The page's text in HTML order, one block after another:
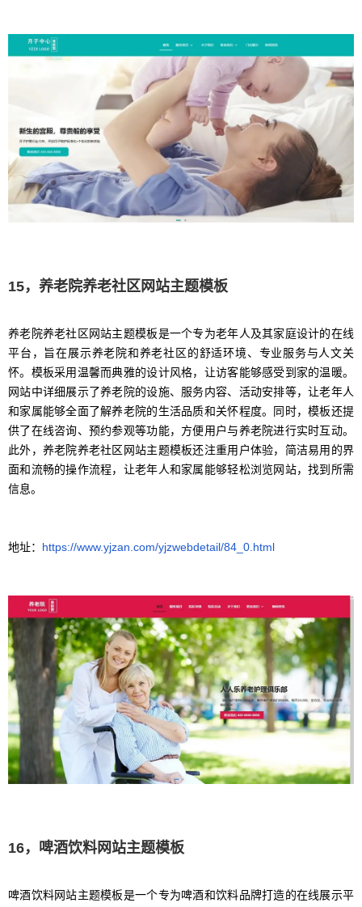
15，养老院养老社区网站主题模板
养老院养老社区网站主题模板是一个专为老年人及其家庭设计的在线
平台，旨在展示养老院和养老社区的舒适环境、专业服务与人文关
怀。模板采用温馨而典雅的设计风格，让访客能够感受到家的温暖。
网站中详细展示了养老院的设施、服务内容、活动安排等，让老年人
和家属能够全面了解养老院的生活品质和关怀程度。同时，模板还提
供了在线咨询、预约参观等功能，方便用户与养老院进行实时互动。
此外，养老院养老社区网站主题模板还注重用户体验，简洁易用的界
面和流畅的操作流程，让老年人和家属能够轻松浏览网站，找到所需
信息。
地址： https://www.yjzan.com/yjzwebdetail/84_0.html
16，啤酒饮料网站主题模板
啤酒饮料网站主题模板是一个专为啤酒和饮料品牌打造的在线展示平